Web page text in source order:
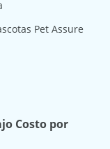
Pet Assure
Costo por